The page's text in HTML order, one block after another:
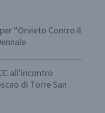
“Orvieto Contro il
all’incontro
di Torre San